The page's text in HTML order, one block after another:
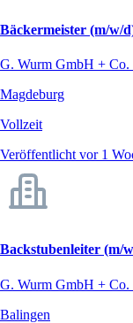
Bäckermeister (m/w/
G. Wurm GmbH +
Magdeburg
Vollzeit
Veröffentlicht vor 1
Backstubenleiter (m/
G. Wurm GmbH +
Balingen